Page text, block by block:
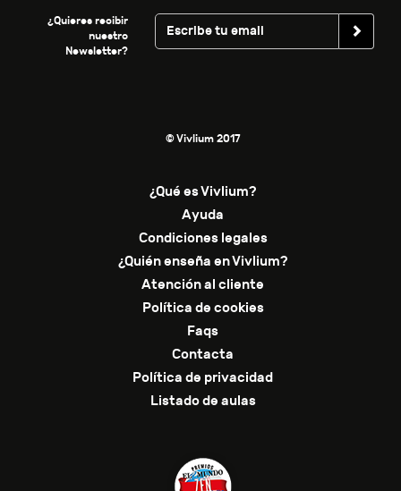
¿Quieres recibir
nuestro
Newsletter?
© Vivlium 2017
¿Qué es Vivlium?
Ayuda
Condiciones legales
¿Quién enseña en Vivlium?
Atención al cliente
Política de cookies
Faqs
Contacta
Política de privacidad
Listado de aulas